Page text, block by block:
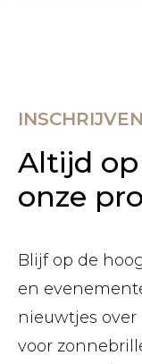
Altijd
onze
Blijf op de
en
nieuwtjes
voor